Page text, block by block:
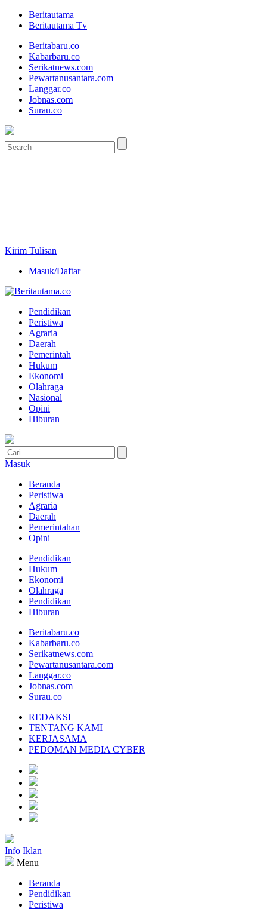
Beritautama
Beritautama Tv
Beritabaru.co
Kabarbaru.co
Serikatnews.com
Pewartanusantara.com
Langgar.co
Jobnas.com
Surau.co
Kirim Tulisan
Masuk/Daftar
Pendidikan
Peristiwa
Agraria
Daerah
Pemerintah
Hukum
Ekonomi
Olahraga
Nasional
Opini
Hiburan
Masuk
Beranda
Peristiwa
Agraria
Daerah
Pemerintahan
Opini
Pendidikan
Hukum
Ekonomi
Olahraga
Pendidikan
Hiburan
Beritabaru.co
Kabarbaru.co
Serikatnews.com
Pewartanusantara.com
Langgar.co
Jobnas.com
Surau.co
REDAKSI
TENTANG KAMI
KERJASAMA
PEDOMAN MEDIA CYBER
Info Iklan
Menu
Beranda
Pendidikan
Peristiwa